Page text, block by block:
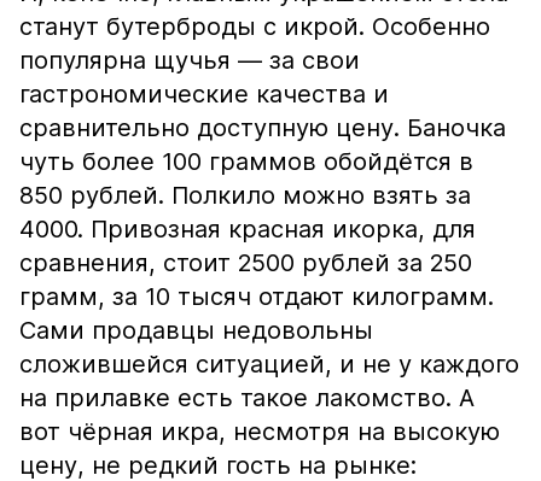
станут бутерброды с икрой. Особенно
популярна щучья — за свои
гастрономические качества и
сравнительно доступную цену. Баночка
чуть более 100 граммов обойдётся в
850 рублей. Полкило можно взять за
4000. Привозная красная икорка, для
сравнения, стоит 2500 рублей за 250
грамм, за 10 тысяч отдают килограмм.
Сами продавцы недовольны
сложившейся ситуацией, и не у каждого
на прилавке есть такое лакомство. А
вот чёрная икра, несмотря на высокую
цену, не редкий гость на рынке: